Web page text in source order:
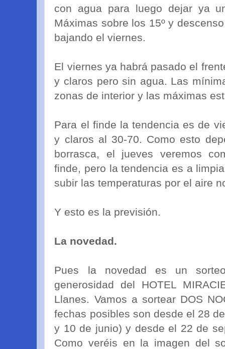
con agua para luego dejar ya
Máximas sobre los 15º y
bajando el viernes.
El viernes ya habrá pasado el
y claros pero sin agua. Las
zonas de interior y las máximas
Para el finde la tendencia es de
y claros al 30-70. Como esto
borrasca, el jueves veremos
finde, pero la tendencia es a
subir las temperaturas por el aire
Y esto es la previsión.
La novedad.
Pues la novedad es un
generosidad del HOTEL
Llanes. Vamos a sortear DOS
fechas posibles son desde el 28
y 10 de junio) y desde el 22 de
Como veréis en la imagen del